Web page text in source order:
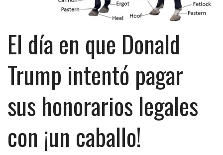
El día en que Donald
Trump intentó pagar
sus honorarios legales
con ¡un caballo!